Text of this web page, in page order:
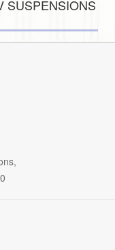
SUSPENSIONS